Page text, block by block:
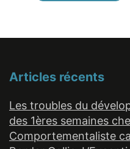
Articles récents
Les troubles du
des 1ères semaines
Comportementaliste